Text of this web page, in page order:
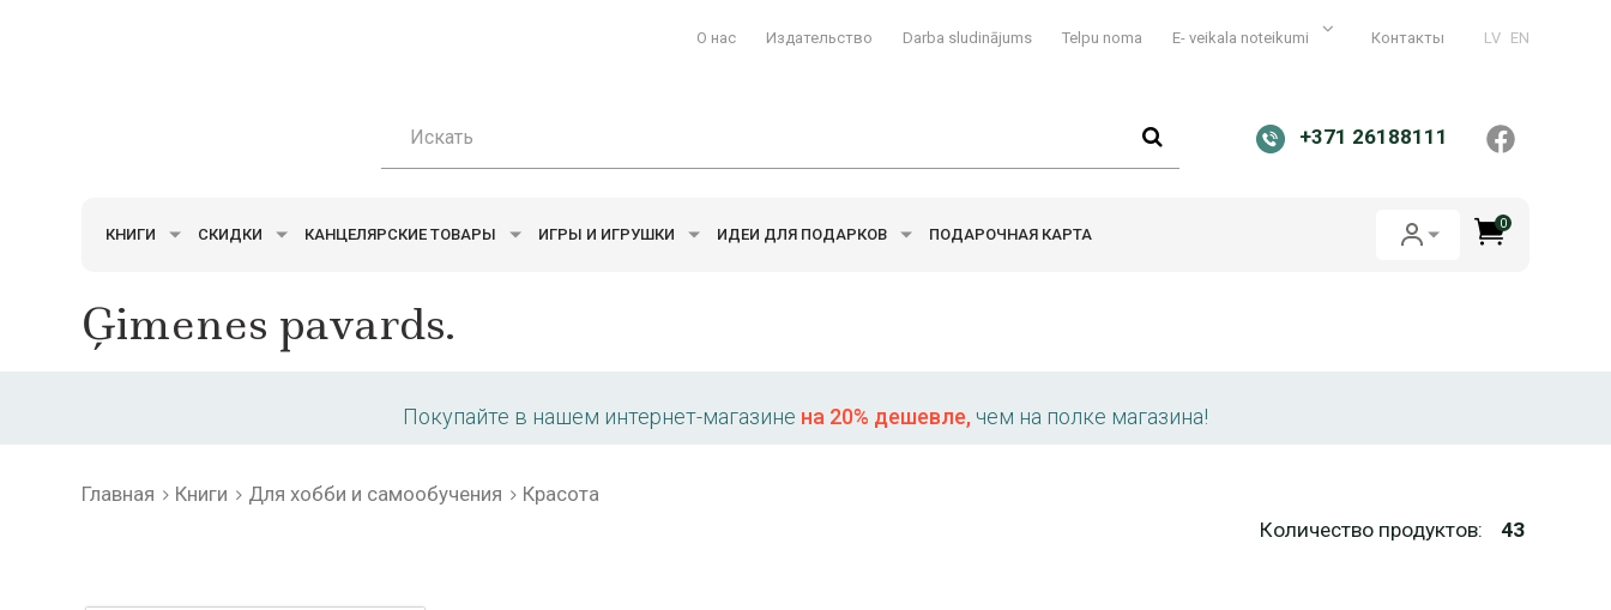
О нас Издательство Darba sludinājums Telpu noma E- veikala noteikumi Контакты LV EN
+371 26188111
КНИГИ СКИДКИ КАНЦЕЛЯРСКИЕ ТОВАРЫ ИГРЫ И ИГРУШКИ ИДЕИ ДЛЯ ПОДАРКОВ ПОДАРОЧНАЯ КАРТА
0
Ģimenes pavards.
Покупайте в нашем интернет-магазине на 20% дешевле, чем на полке магазина!
Главная Книги Для хобби и самообучения
Красота
Количество продуктов:
43